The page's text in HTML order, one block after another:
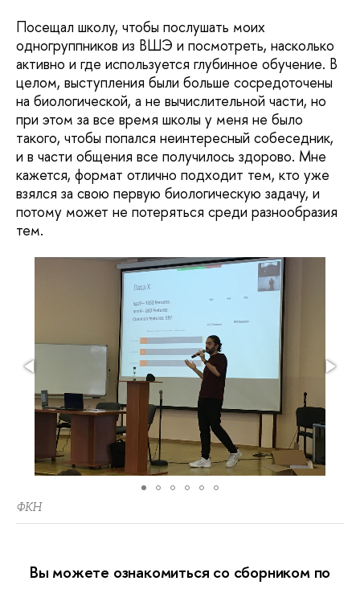
Посещал школу, чтобы послушать моих
одногруппников из ВШЭ и посмотреть, насколько
активно и где используется глубинное обучение. В
целом, выступления были больше сосредоточены
на биологической, а не вычислительной части, но
при этом за все время школы у меня не было
такого, чтобы попался неинтересный собеседник,
и в части общения все получилось здорово. Мне
кажется, формат отлично подходит тем, кто уже
взялся за свою первую биологическую задачу, и
потому может не потеряться среди разнообразия
тем.
ФКН
Вы можете ознакомиться со сборником по